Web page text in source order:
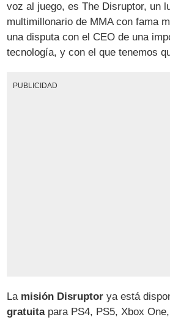
voz al juego, es The Disruptor, un
multimillonario de MMA con fama
una disputa con el CEO de una
tecnología, y con el que tenemos
PUBLICIDAD
La misión Disruptor ya está
gratuitapara PS4, PS5, Xbox